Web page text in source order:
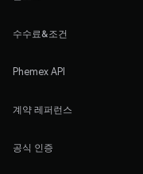
수수료&조건
Phemex API
계약 레퍼런스
공식 인증